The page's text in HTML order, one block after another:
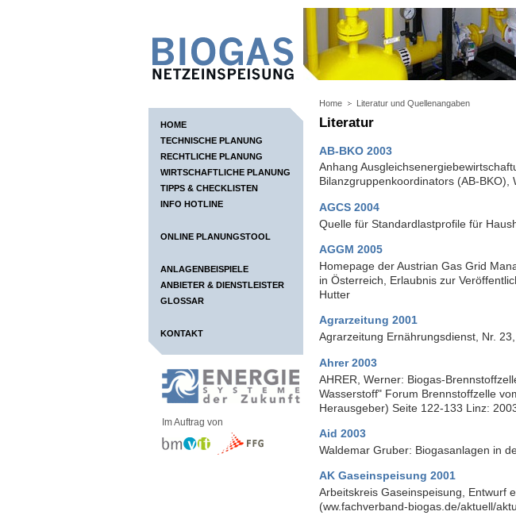
HOME
TECHNISCHE PLANUNG
RECHTLICHE PLANUNG
WIRTSCHAFTLICHE PLANUNG
TIPPS & CHECKLISTEN
INFO HOTLINE
ONLINE PLANUNGSTOOL
ANLAGENBEISPIELE
ANBIETER & DIENSTLEISTER
GLOSSAR
KONTAKT
Im Auftrag von
Home Literatur und Quellenangaben
Literatur
AB-BKO 2003
Anhang
Bilanzgruppenkoordinators (AB-BKO),
AGCS 2004
Quelle für Standardlastprofile für
AGGM 2005
Homepage der Austrian Gas Grid
in Österreich, Erlaubnis zur
Hutter
Agrarzeitung 2001
Agrarzeitung Ernährungsdienst, Nr.
Ahrer 2003
AHRER, Werner: Biogas-
Wasserstoff" Forum Brennstoffzelle
Herausgeber) Seite 122-133 Linz:
Aid 2003
Waldemar Gruber: Biogasanlagen in
AK Gaseinspeisung 2001
Arbeitskreis Gaseinspeisung, Entwurf
(ww.fachverband-biogas.de/aktuell/